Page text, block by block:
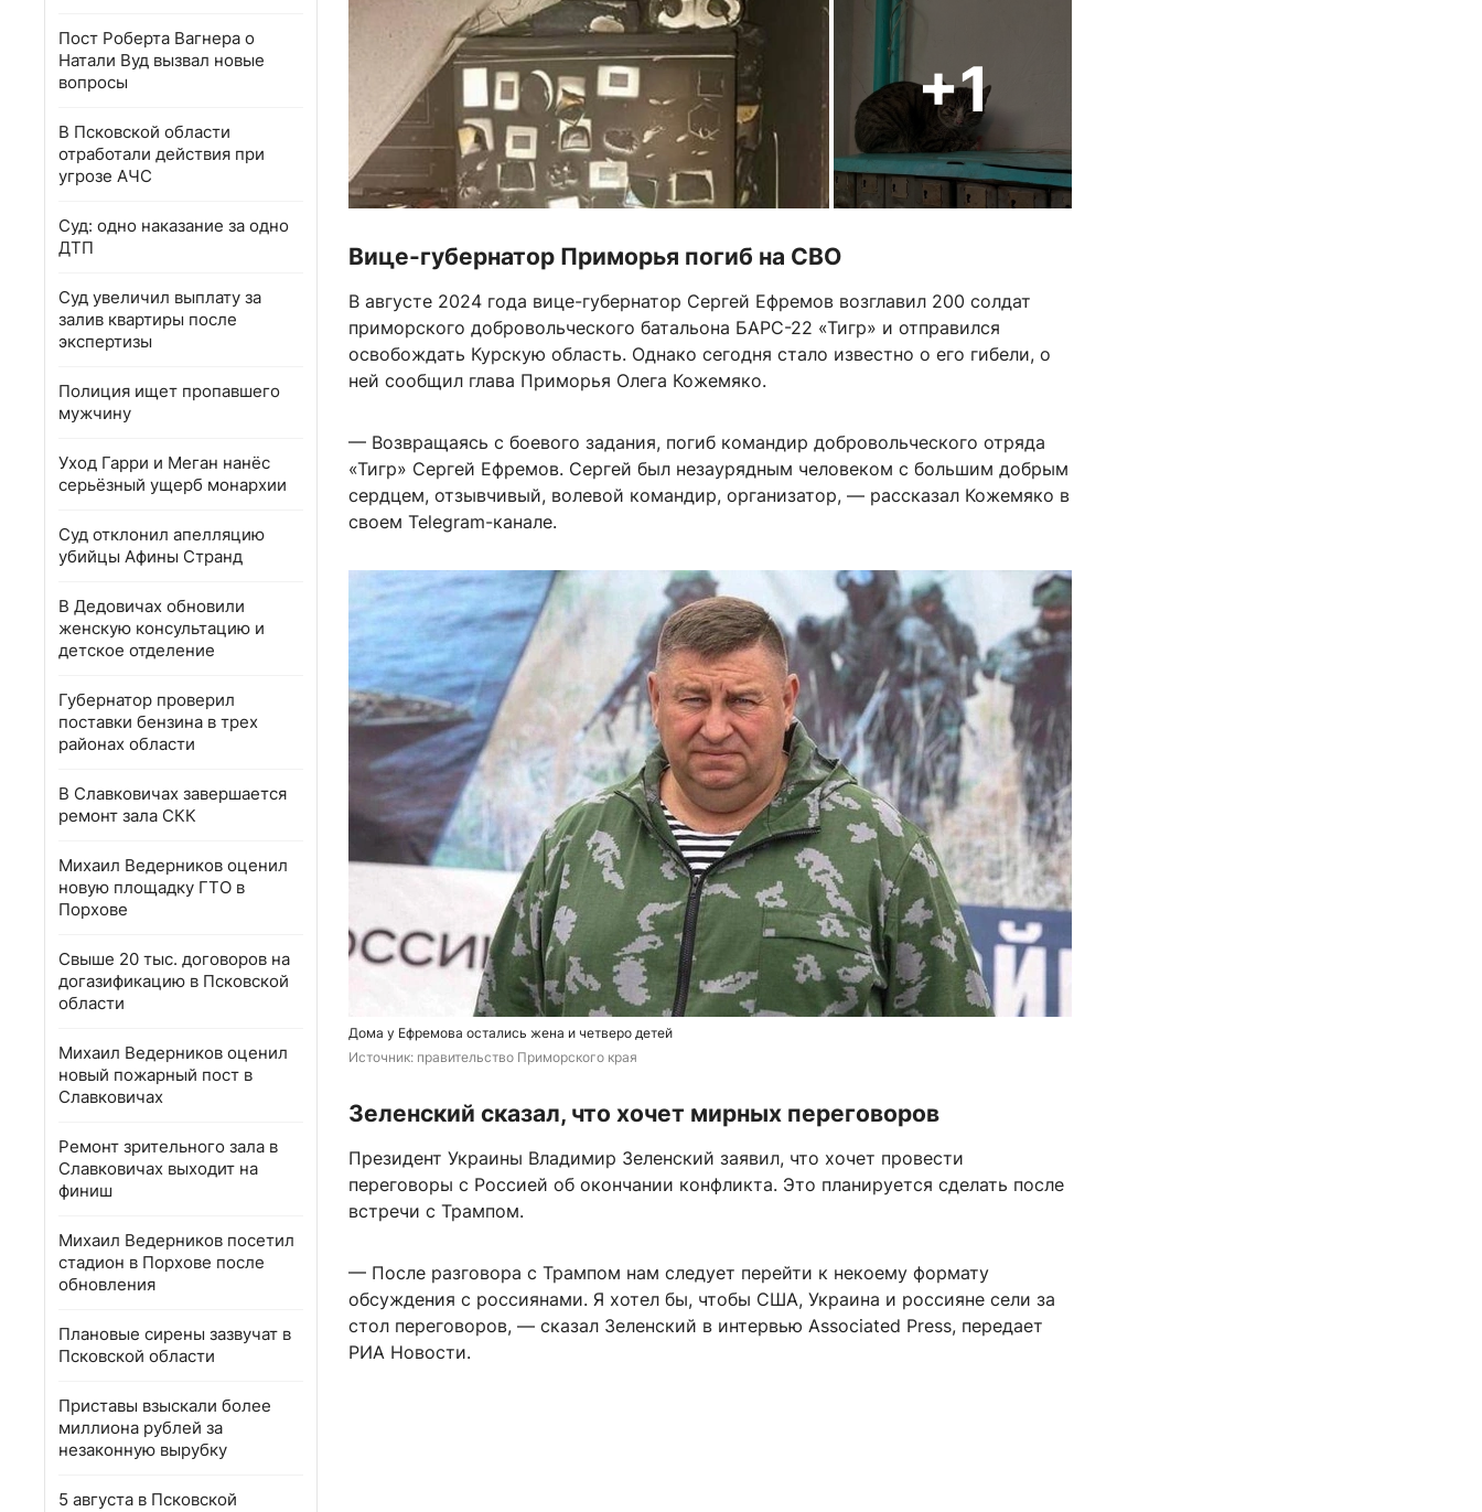
Пост Роберта Вагнера о
Натали Вуд вызвал новые
вопросы
В Псковской области
отработали действия при
угрозе АЧС
Суд: одно наказание за одно
ДТП
Суд увеличил выплату за
залив квартиры после
экспертизы
Полиция ищет пропавшего
мужчину
Уход Гарри и Меган нанёс
серьёзный ущерб монархии
Суд отклонил апелляцию
убийцы Афины Странд
В Дедовичах обновили
женскую консультацию и
детское отделение
Губернатор проверил
поставки бензина в трех
районах области
В Славковичах завершается
ремонт зала СКК
Михаил Ведерников оценил
новую площадку ГТО в
Порхове
Свыше 20 тыс. договоров на
догазификацию в Псковской
области
Михаил Ведерников оценил
новый пожарный пост в
Славковичах
Ремонт зрительного зала в
Славковичах выходит на
финиш
Михаил Ведерников посетил
стадион в Порхове после
обновления
Плановые сирены зазвучат в
Псковской области
Приставы взыскали более
миллиона рублей за
незаконную вырубку
5 августа в Псковской
+1
Вице-губернатор Приморья погиб на СВО
В августе 2024 года вице-губернатор Сергей Ефремов возглавил 200 солдат
приморского добровольческого батальона БАРС-22 «Тигр» и отправился
освобождать Курскую область. Однако сегодня стало известно о его гибели, о
ней сообщил глава Приморья Олега Кожемяко.
— Возвращаясь с боевого задания, погиб командир добровольческого отряда
«Тигр» Сергей Ефремов. Сергей был незаурядным человеком с большим добрым
сердцем, отзывчивый, волевой командир, организатор, — рассказал Кожемяко в
своем Telegram-канале.
Дома у Ефремова остались жена и четверо детей
Источник: правительство Приморского края
Зеленский сказал, что хочет мирных переговоров
Президент Украины Владимир Зеленский заявил, что хочет провести
переговоры с Россией об окончании конфликта. Это планируется сделать после
встречи с Трампом.
— После разговора с Трампом нам следует перейти к некоему формату
обсуждения с россиянами. Я хотел бы, чтобы США, Украина и россияне сели за
стол переговоров, — сказал Зеленский в интервью Associated Press, передает
РИА Новости.